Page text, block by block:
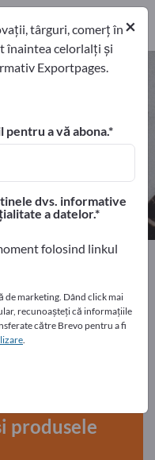
–
Distribuitori
de metale neferoase
pe
hand – Contacte
produsele
×
târguri, comerț în
înaintea celorlalți și
Exportpages.
pentru a vă abona.
dvs. informative
a datelor.
folosind linkul
marketing. Dând click mai
recunoașteți că informațiile
către Brevo pentru a fi
.